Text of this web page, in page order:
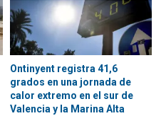
Ontinyent registra 41,6
grados en una jornada de
calor extremo en el sur de
Valencia y la Marina Alta